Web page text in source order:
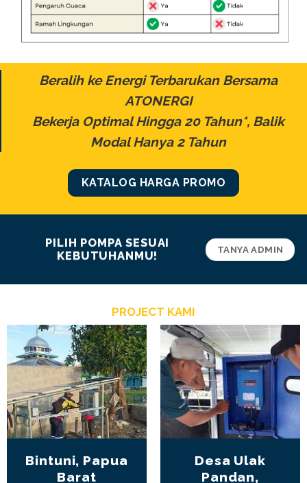
Beralih ke Energi Terbarukan Bersama
ATONERGI
Bekerja Optimal Hingga 20 Tahun*, Balik
Modal Hanya 2 Tahun
KATALOG HARGA PROMO
PILIH POMPA SESUAI
KEBUTUHANMU!
TANYA ADMIN
PROJECT KAMI
Bintuni, Papua
Barat
Desa Ulak
Pandan,